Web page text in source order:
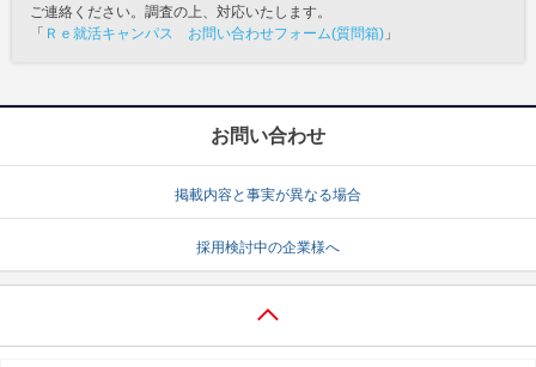
ご連絡ください。調査の上、対応いたします。
「 Ｒｅ就活キャンパス お問い合わせフォーム(質問箱) 」
お問い合わせ
掲載内容と事実が異なる場合
採用検討中の企業様へ